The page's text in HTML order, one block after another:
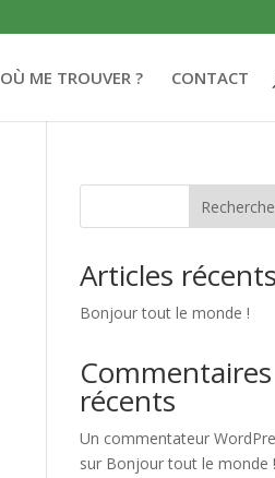
OÙ ME TROUVER ? CONTACT
Articles récents
Bonjour tout le monde !
Commentaires
récents
Un commentateur
sur Bonjour tout le monde !